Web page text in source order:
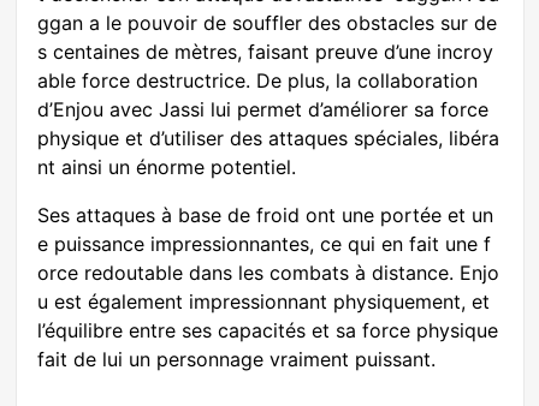
ggan a le pouvoir de souffler des obstacles sur de
s centaines de mètres, faisant preuve d’une incroy
able force destructrice. De plus, la collaboration
d’Enjou avec Jassi lui permet d’améliorer sa force
physique et d’utiliser des attaques spéciales, libéra
nt ainsi un énorme potentiel.
Ses attaques à base de froid ont une portée et un
e puissance impressionnantes, ce qui en fait une f
orce redoutable dans les combats à distance. Enjo
u est également impressionnant physiquement, et
l’équilibre entre ses capacités et sa force physique
fait de lui un personnage vraiment puissant.